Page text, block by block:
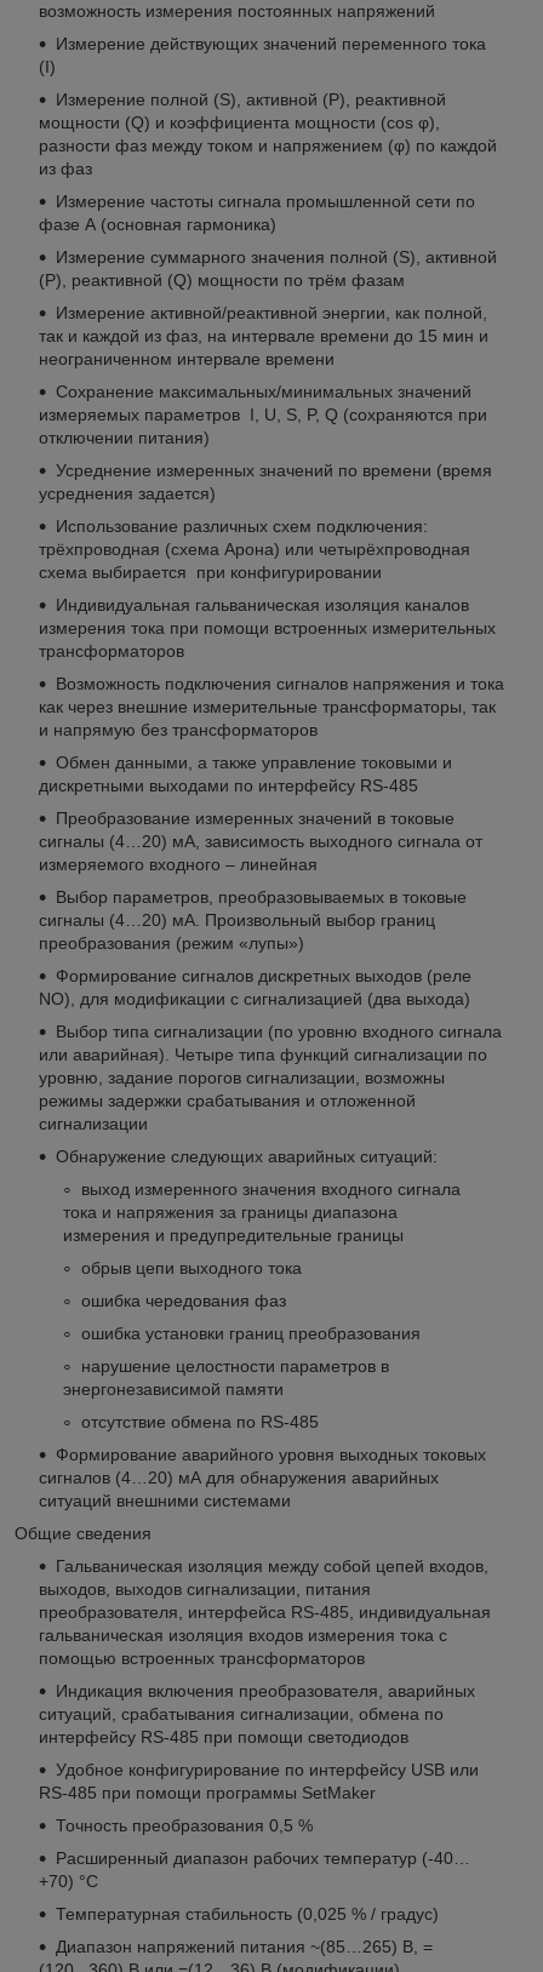
возможность измерения постоянных напряжений
Измерение действующих значений переменного тока
(I)
Измерение полной (S), активной (P), реактивной
мощности (Q) и коэффициента мощности (cos φ),
разности фаз между током и напряжением (φ) по каждой
из фаз
Измерение частоты сигнала промышленной сети по
фазе А (основная гармоника)
Измерение суммарного значения полной (S), активной
(P), реактивной (Q) мощности по трём фазам
Измерение активной/реактивной энергии, как полной,
так и каждой из фаз, на интервале времени до 15 мин и
неограниченном интервале времени
Сохранение максимальных/минимальных значений
измеряемых параметров I, U, S, P, Q (сохраняются при
отключении питания)
Усреднение измеренных значений по времени (время
усреднения задается)
Использование различных схем подключения:
трёхпроводная (схема Арона) или четырёхпроводная
схема выбирается при конфигурировании
Индивидуальная гальваническая изоляция каналов
измерения тока при помощи встроенных измерительных
трансформаторов
Возможность подключения сигналов напряжения и тока
как через внешние измерительные трансформаторы, так
и напрямую без трансформаторов
Обмен данными, а также управление токовыми и
дискретными выходами по интерфейсу RS-485
Преобразование измеренных значений в токовые
сигналы (4…20) мА, зависимость выходного сигнала от
измеряемого входного – линейная
Выбор параметров, преобразовываемых в токовые
сигналы (4…20) мА. Произвольный выбор границ
преобразования (режим «лупы»)
Формирование сигналов дискретных выходов (реле
NO), для модификации с сигнализацией (два выхода)
Выбор типа сигнализации (по уровню входного сигнала
или аварийная). Четыре типа функций сигнализации по
уровню, задание порогов сигнализации, возможны
режимы задержки срабатывания и отложенной
сигнализации
Обнаружение следующих аварийных ситуаций:
выход измеренного значения входного сигнала
тока и напряжения за границы диапазона
измерения и предупредительные границы
обрыв цепи выходного тока
ошибка чередования фаз
ошибка установки границ преобразования
нарушение целостности параметров в
энергонезависимой памяти
отсутствие обмена по RS-485
Формирование аварийного уровня выходных токовых
сигналов (4…20) мА для обнаружения аварийных
ситуаций внешними системами
Общие сведения
Гальваническая изоляция между собой цепей входов,
выходов, выходов сигнализации, питания
преобразователя, интерфейса RS-485, индивидуальная
гальваническая изоляция входов измерения тока с
помощью встроенных трансформаторов
Индикация включения преобразователя, аварийных
ситуаций, срабатывания сигнализации, обмена по
интерфейсу RS-485 при помощи светодиодов
Удобное конфигурирование по интерфейсу USB или
RS-485 при помощи программы SetMaker
Точность преобразования 0,5 %
Расширенный диапазон рабочих температур (-40…
+70) °С
Температурная стабильность (0,025 % / градус)
Диапазон напряжений питания ~(85…265) В, =